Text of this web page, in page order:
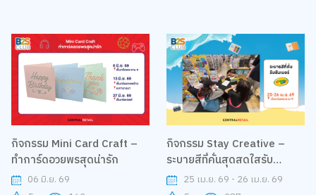
กิจกรรม Mini Card Craft –
ทำการ์ดอวยพรสุดน่ารัก
06 มิ.ย. 69
กิจกรรม Stay Creative –
ระบายสีที่คั่นสุดสดใสรับ
ซัมเมอร์ By Crayola
25 เม.ย. 69 - 26 เม.ย. 69